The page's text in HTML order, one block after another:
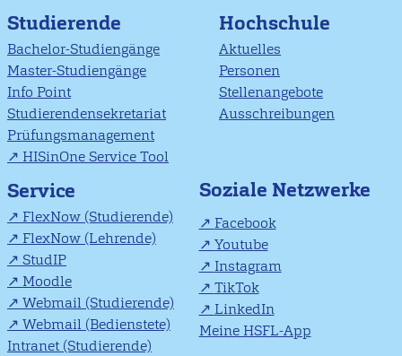
Studierende
Bachelor-Studiengänge
Master-Studiengänge
Info Point
Studierendensekretariat
Prüfungsmanagement
HISinOne Service Tool
Hochschule
Aktuelles
Personen
Stellenangebote
Ausschreibungen
Service
FlexNow (Studierende)
FlexNow (Lehrende)
StudIP
Moodle
Webmail (Studierende)
Webmail (Bedienstete)
Intranet (Studierende)
Soziale Netzwerke
Facebook
Youtube
Instagram
TikTok
LinkedIn
Meine HSFL-App